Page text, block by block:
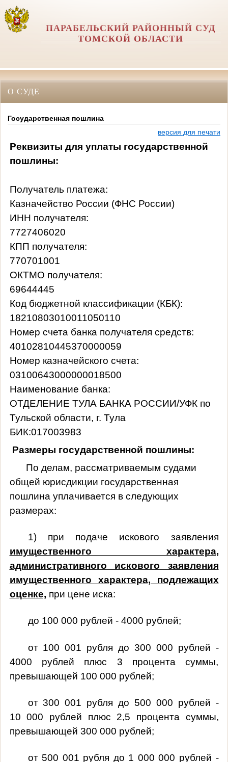
ПАРАБЕЛЬСКИЙ РАЙОННЫЙ СУД
ТОМСКОЙ ОБЛАСТИ
О СУДЕ
Государственная пошлина
версия для печати
Реквизиты для уплаты государственной
пошлины:
Получатель платежа:
Казначейство России (ФНС России)
ИНН получателя:
7727406020
КПП получателя:
770701001
ОКТМО получателя:
69644445
Код бюджетной классификации (КБК):
18210803010011050110
Номер счета банка получателя средств:
40102810445370000059
Номер казначейского счета:
03100643000000018500
Наименование банка:
ОТДЕЛЕНИЕ ТУЛА БАНКА РОССИИ/УФК по
Тульской области, г. Тула
БИК:017003983
Размеры государственной пошлины:
По делам, рассматриваемым судами
общей юрисдикции государственная
пошлина уплачивается в следующих
размерах:
1) при подаче искового заявления
имущественного характера,
административного искового заявления
имущественного характера, подлежащих
оценке, при цене иска:
до 100 000 рублей - 4000 рублей;
от 100 001 рубля до 300 000 рублей -
4000 рублей плюс 3 процента суммы,
превышающей 100 000 рублей;
от 300 001 рубля до 500 000 рублей -
10 000 рублей плюс 2,5 процента суммы,
превышающей 300 000 рублей;
от 500 001 рубля до 1 000 000 рублей -